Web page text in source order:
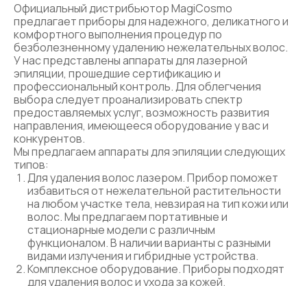
Официальный дистрибьютор MagiCosmo
предлагает приборы для надежного, деликатного и
комфортного выполнения процедур по
безболезненному удалению нежелательных волос.
У нас представлены аппараты для лазерной
эпиляции, прошедшие сертификацию и
профессиональный контроль. Для облегчения
выбора следует проанализировать спектр
предоставляемых услуг, возможность развития
направления, имеющееся оборудование у вас и
конкурентов.
Мы предлагаем аппараты для эпиляции следующих
типов:
Для удаления волос лазером. Прибор поможет
избавиться от нежелательной растительности
на любом участке тела, невзирая на тип кожи или
волос. Мы предлагаем портативные и
стационарные модели с различным
функционалом. В наличии варианты с разными
видами излучения и гибридные устройства.
Комплексное оборудование. Приборы подходят
для удаления волос и ухода за кожей.